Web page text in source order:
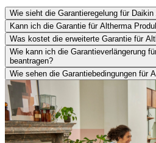
Wie sieht die Garantieregelung für
Kann ich die Garantie für Altherma
Was kostet die erweiterte Garantie für
Wie kann ich die Garantieverlängerung
beantragen?
Wie sehen die Garantiebedingungen für